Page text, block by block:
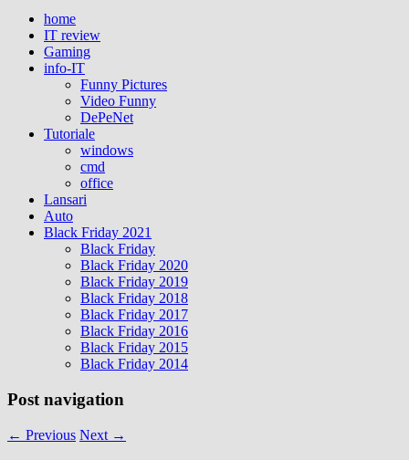
home
IT review
Gaming
info-IT
Funny Pictures
Video Funny
DePeNet
Tutoriale
windows
cmd
office
Lansari
Auto
Black Friday 2021
Black Friday
Black Friday 2020
Black Friday 2019
Black Friday 2018
Black Friday 2017
Black Friday 2016
Black Friday 2015
Black Friday 2014
Post navigation
← Previous Next →